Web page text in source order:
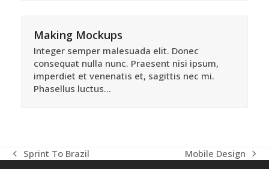
Making Mockups
Integer semper malesuada elit. Donec
consequat nulla nunc. Praesent nisi ipsum,
imperdiet et venenatis et, sagittis nec mi.
Phasellus luctus…
previous
Sprint To Brazil
next
Mobile Design